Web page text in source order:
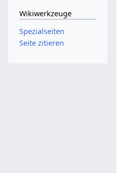
Wikiwerkzeuge
Spezialseiten
Seite zitieren